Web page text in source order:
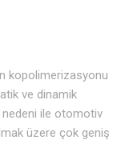
kopolimerizasyonu
ve dinamik
nedeni ile otomotiv
üzere çok geniş